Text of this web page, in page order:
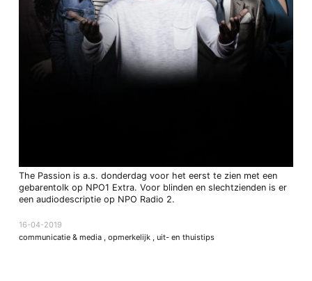
The Passion is a.s. donderdag voor het eerst te zien met een
gebarentolk op NPO1 Extra. Voor blinden en slechtzienden is er
een audiodescriptie op NPO Radio 2.
16-04-2019
communicatie & media
opmerkelijk uit- en thuistips